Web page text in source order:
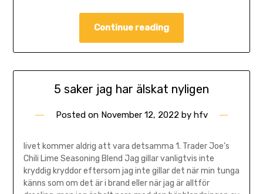
Continue reading
5 saker jag har älskat nyligen
Posted on November 12, 2022 by hfv
livet kommer aldrig att vara detsamma 1. Trader Joe’s
Chili Lime Seasoning Blend Jag gillar vanligtvis inte
kryddig kryddor eftersom jag inte gillar det när min tunga
känns som om det är i brand eller när jag är alltför